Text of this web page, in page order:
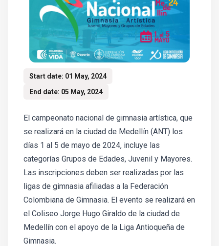
Start date: 01 May, 2024
End date: 05 May, 2024
El campeonato nacional de gimnasia artística, que
se realizará en la ciudad de Medellín (ANT) los
días 1 al 5 de mayo de 2024, incluye las
categorías Grupos de Edades, Juvenil y Mayores.
Las inscripciones deben ser realizadas por las
ligas de gimnasia afiliadas a la Federación
Colombiana de Gimnasia. El evento se realizará en
el Coliseo Jorge Hugo Giraldo de la ciudad de
Medellín con el apoyo de la Liga Antioqueña de
Gimnasia.